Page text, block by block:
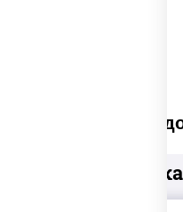
Платная
Добавьте к